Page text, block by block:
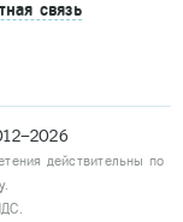
связь
действительны по